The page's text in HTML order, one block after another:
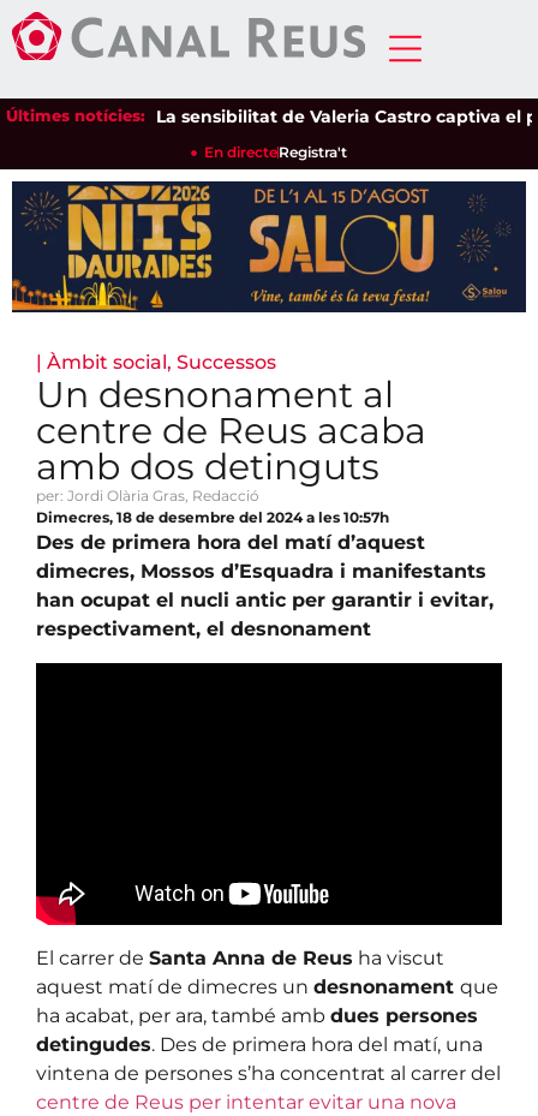
Últimes notícies:La sensibilitat de Valeria Castro captiva el
En directeRegistra't
| Àmbit social, Successos
Un desnonament al
centre de Reus acaba
amb dos detinguts
per: Jordi Olària Gras, Redacció
Dimecres, 18 de desembre del 2024 a les 10:57h
Des de primera hora del matí d’aquest
dimecres, Mossos d’Esquadra i manifestants
han ocupat el nucli antic per garantir i evitar,
respectivament, el desnonament
El carrer de Santa Anna de Reus ha viscut
aquest matí de dimecres un desnonament que
ha acabat, per ara, també amb dues persones
detingudes. Des de primera hora del matí, una
vintena de persones s’ha concentrat al carrer del
centre de Reus per intentar evitar una nova